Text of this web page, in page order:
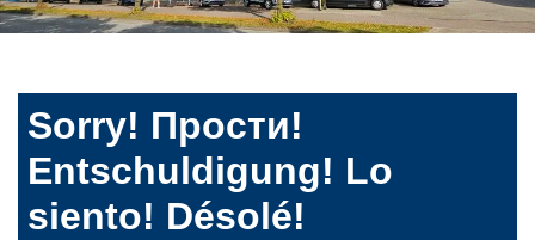
Sorry! Прости!
Entschuldigung! Lo
siento! Désolé!